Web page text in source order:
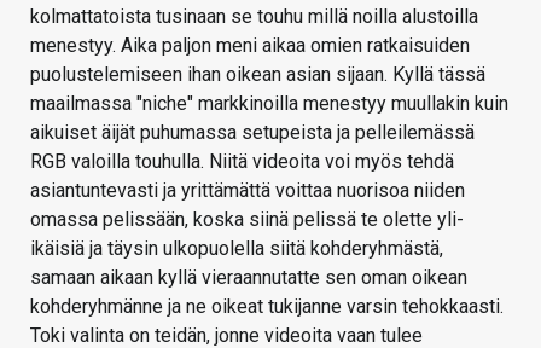
kolmattatoista tusinaan se touhu millä noilla alustoilla
menestyy. Aika paljon meni aikaa omien ratkaisuiden
puolustelemiseen ihan oikean asian sijaan. Kyllä tässä
maailmassa "niche" markkinoilla menestyy muullakin kuin
aikuiset äijät puhumassa setupeista ja pelleilemässä
RGB valoilla touhulla. Niitä videoita voi myös tehdä
asiantuntevasti ja yrittämättä voittaa nuorisoa niiden
omassa pelissään, koska siinä pelissä te olette yli-
ikäisiä ja täysin ulkopuolella siitä kohderyhmästä,
samaan aikaan kyllä vieraannutatte sen oman oikean
kohderyhmänne ja ne oikeat tukijanne varsin tehokkaasti.
Toki valinta on teidän, jonne videoita vaan tulee